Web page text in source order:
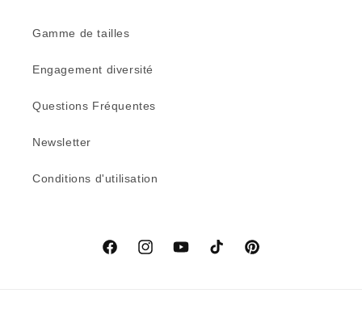
Gamme de tailles
Engagement diversité
Questions Fréquentes
Newsletter
Conditions d'utilisation
FacebookInstagramYouTubeTikTok Pinterest